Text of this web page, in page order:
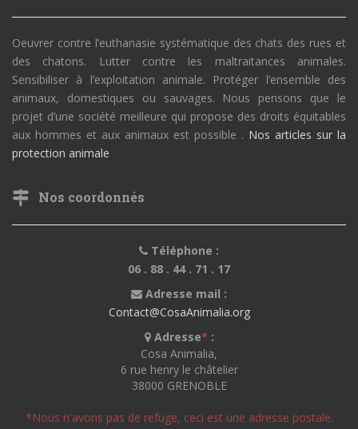
Oeuvrer contre l’euthanasie systématique des chats des rues et
des chatons. Lutter contre les maltraitances animales.
Sensibiliser à l’exploitation animale. Protéger l’ensemble des
animaux, domestiques ou sauvages. Nous pensons que le
projet d’une société meilleure qui propose des droits équitables
aux hommes et aux animaux est possible . Nos articles sur la
protection animale
Nos coordonnés
Téléphone :
06 . 88 . 44 . 71 . 17
Adresse mail :
Contact@CosaAnimalia.org
Adresse* :
Cosa Animalia,
6 rue henry le châtelier
38000 GRENOBLE
*Nous n'avons pas de refuge, ceci est une adresse postale.